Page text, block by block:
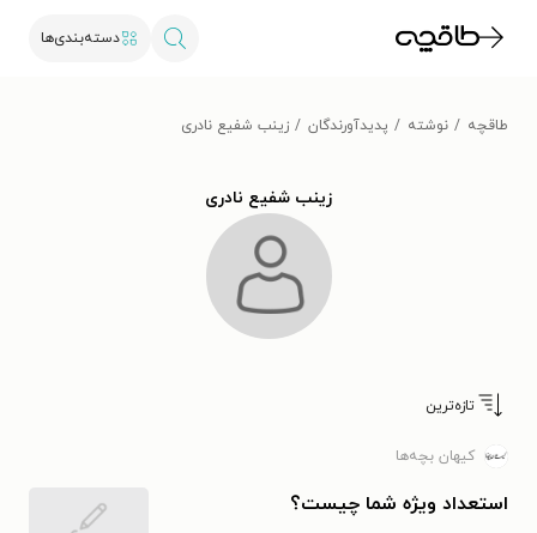
دسته‌بندی‌ها
طاقچه نوشته پدیدآورندگان زینب شفیع نادری
زینب شفیع نادری
تازه‌ترین
کیهان بچه‌ها
استعداد ویژه‌ شما چیست؟